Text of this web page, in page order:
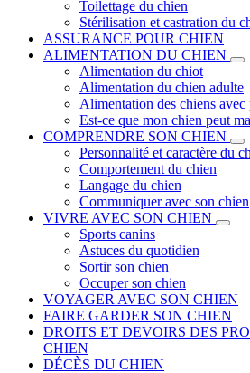
Toilettage du chien
Stérilisation et castration du
ASSURANCE POUR CHIEN
ALIMENTATION DU CHIEN
Alimentation du chiot
Alimentation du chien adulte
Alimentation des chiens avec
Est-ce que mon chien peut
COMPRENDRE SON CHIEN
Personnalité et caractère du
Comportement du chien
Langage du chien
Communiquer avec son chien
VIVRE AVEC SON CHIEN
Sports canins
Astuces du quotidien
Sortir son chien
Occuper son chien
VOYAGER AVEC SON CHIEN
FAIRE GARDER SON CHIEN
DROITS ET DEVOIRS DES
CHIEN
DÉCÈS DU CHIEN